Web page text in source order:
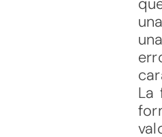
La